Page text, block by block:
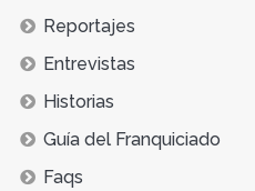
Reportajes
Entrevistas
Historias
Guía del Franquiciado
Faqs